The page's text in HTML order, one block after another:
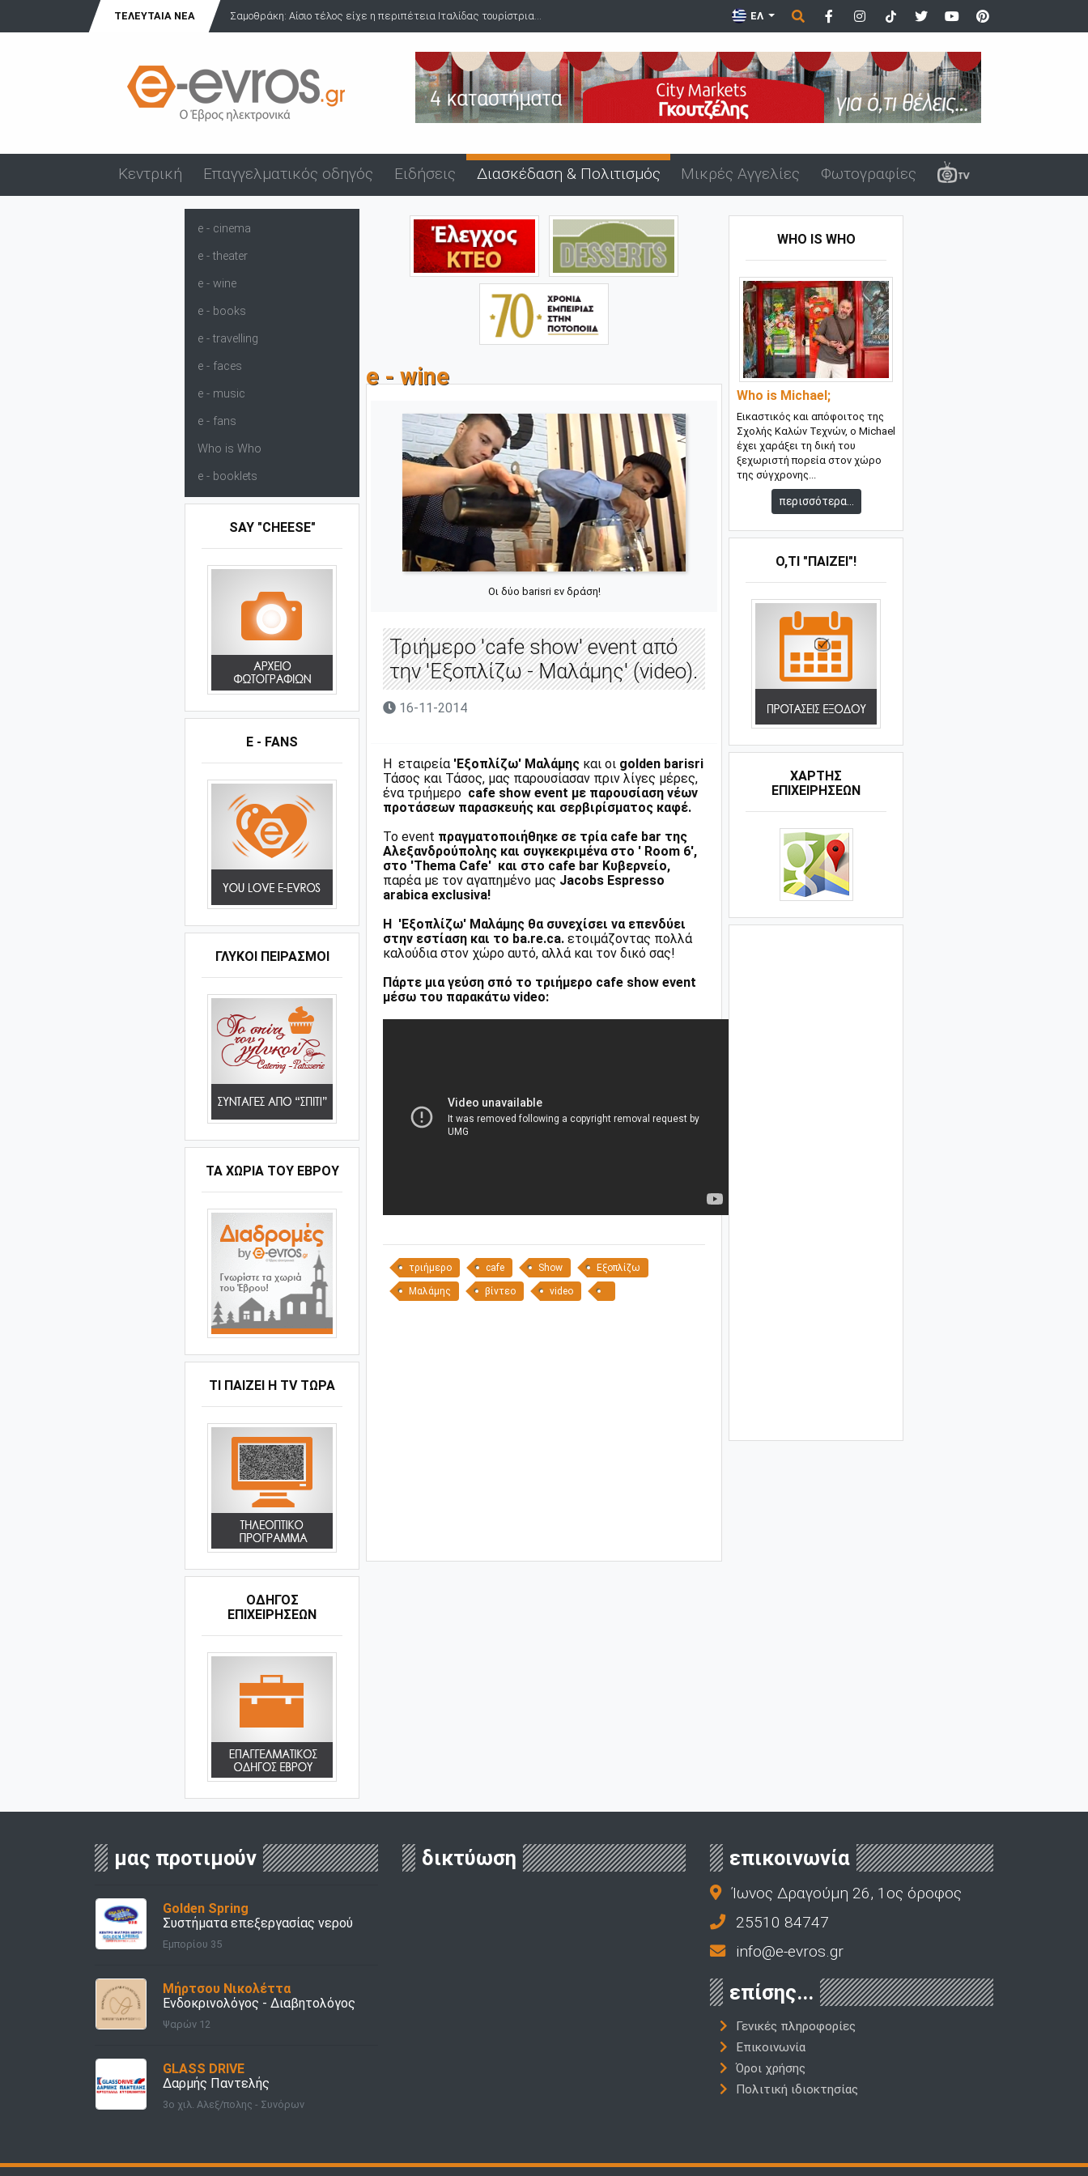
ΤΕΛΕΥΤΑΊΑ ΝΈΑ Σαμοθράκη: Αίσιο τέλος είχε η περιπέτεια Ιταλίδας τουρίστρια... ΕΛ
Κεντρική Επαγγελματικός οδηγός Ειδήσεις Διασκέδαση & Πολιτισμός Μικρές Αγγελίες Φωτογραφίες
e - cinema
e - theater
e - wine
e - books
e - travelling
e - faces
e - music
e - fans
Who is Who
e - booklets
SAY "CHEESE"
E - FANS
ΓΛΥΚΟΊ ΠΕΙΡΑΣΜΟΊ
ΤΑ ΧΩΡΙΆ ΤΟΥ ΈΒΡΟΥ
ΤΙ ΠΑΊΖΕΙ Η ΤV ΤΏΡΑ
ΟΔΗΓΌΣ
ΕΠΙΧΕΙΡΉΣΕΩΝ
e - wine
Οι δύο barisri εν δράση!
Τριήμερο 'cafe show' event από
την 'Εξοπλίζω - Μαλάμης' (video).
16-11-2014
Η εταιρεία 'Εξοπλίζω' Μαλάμης και οι golden barisri
Τάσος και Τάσος, μας παρουσίασαν πριν λίγες μέρες,
ένα τριήμερο cafe show event με παρουσίαση νέων
προτάσεων παρασκευής και σερβιρίσματος καφέ.
Το event πραγματοποιήθηκε σε τρία cafe bar της
Αλεξανδρούπολης και συγκεκριμένα στο ' Room 6',
στο 'Thema Cafe' και στο cafe bar Κυβερνείο,
παρέα με τον αγαπημένο μας Jacobs Εspresso
arabica exclusiva!
H 'Εξοπλίζω' Μαλάμης θα συνεχίσει να επενδύει
στην εστίαση και το ba.re.ca. ετοιμάζοντας πολλά
καλούδια στον χώρο αυτό, αλλά και τον δικό σας!
Πάρτε μια γεύση σπό το τριήμερο cafe show event
μέσω του παρακάτω video:
τριήμερο cafe Show Εξοπλίζω
Μαλάμης βίντεο video
WHO IS WHO
Who is Michael;
Εικαστικός και απόφοιτος της
Σχολής Καλών Τεχνών, ο Michael
έχει χαράξει τη δική του
ξεχωριστή πορεία στον χώρο
της σύγχρονης...
περισσότερα...
Ό,ΤΙ "ΠΑΊΖΕΙ"!
ΧΑΡΤΗΣ
ΕΠΙΧΕΙΡΗΣΕΩΝ
μας προτιμούν
Golden Spring
Συστήματα επεξεργασίας νερού
Εμπορίου 35
Μήρτσου Νικολέττα
Ενδοκρινολόγος - Διαβητολόγος
Ψαρών 12
GLASS DRIVE
Δαρμής Παντελής
3ο χιλ. Αλεξ/πολης - Συνόρων
δικτύωση επικοινωνία
Ίωνος Δραγούμη 26, 1ος όροφος
25510 84747
info@e-evros.gr
επίσης...
Γενικές πληροφορίες
Επικοινωνία
Όροι χρήσης
Πολιτική ιδιοκτησίας